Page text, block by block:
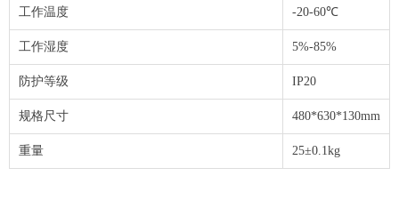
工作温度 -20-60℃
工作湿度 5%-85%
防护等级 IP20
规格尺寸 480*630*130mm
重量 25±0.1kg